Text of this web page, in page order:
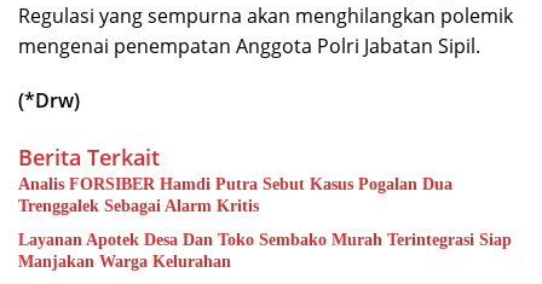
Regulasi yang sempurna akan menghilangkan polemik
mengenai penempatan Anggota Polri Jabatan Sipil.
(*Drw)
Berita Terkait
Analis FORSIBER Hamdi Putra Sebut Kasus Pogalan Dua
Trenggalek Sebagai Alarm Kritis
Layanan Apotek Desa Dan Toko Sembako Murah Terintegrasi Siap
Manjakan Warga Kelurahan